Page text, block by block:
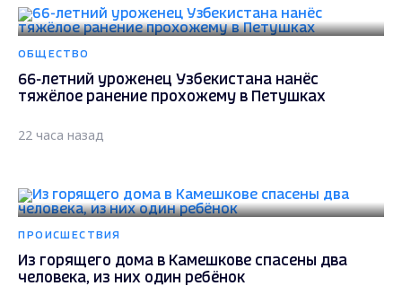
ОБЩЕСТВО
66-летний уроженец Узбекистана нанёс
тяжёлое ранение прохожему в Петушках
22 часа назад
ПРОИСШЕСТВИЯ
Из горящего дома в Камешкове спасены два
человека, из них один ребёнок